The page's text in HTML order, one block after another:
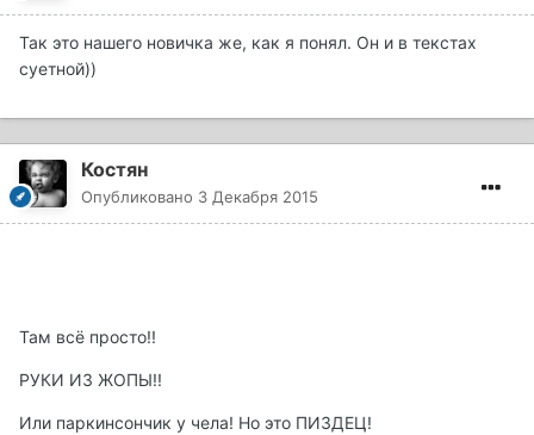
Так это нашего новичка же, как я понял. Он и в текстах
суетной))
Костян
Опубликовано 3 Декабря 2015
Там всё просто!!
РУКИ ИЗ ЖОПЫ!!
Или паркинсончик у чела! Но это ПИЗДЕЦ!